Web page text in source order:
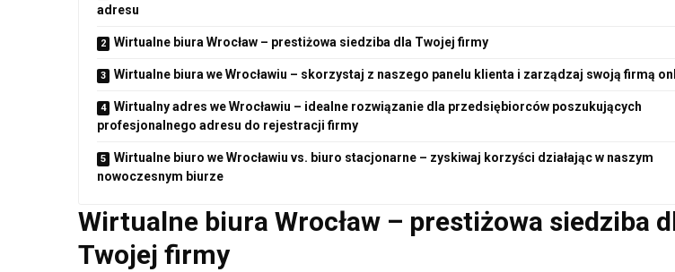
adresu
Wirtualne biura Wrocław – prestiżowa siedziba dla Twojej firmy
Wirtualne biura we Wrocławiu – skorzystaj z naszego panelu klienta i zarządzaj swoją firmą
Wirtualny adres we Wrocławiu – idealne rozwiązanie dla przedsiębiorców poszukujących
profesjonalnego adresu do rejestracji firmy
Wirtualne biuro we Wrocławiu vs. biuro stacjonarne – zyskiwaj korzyści działając w naszym
nowoczesnym biurze
Wirtualne biura Wrocław – prestiżowa siedziba
Twojej firmy